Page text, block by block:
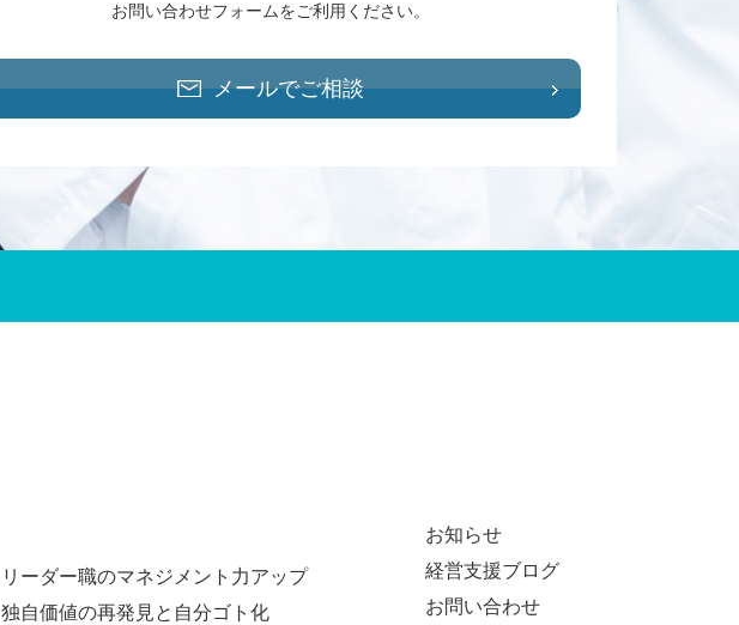
お問い合わせフォームをご利用ください。
メールでご相談
リーダー職のマネジメント力アップ
独自価値の再発見と自分ゴト化
お知らせ
経営支援ブログ
お問い合わせ